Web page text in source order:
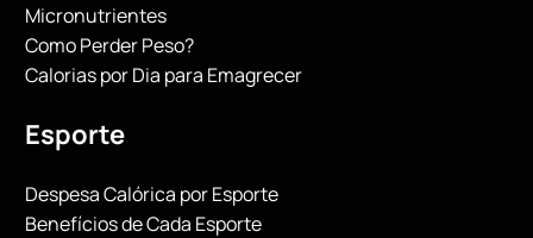
Micronutrientes
Como Perder Peso?
Calorias por Dia para Emagrecer
Esporte
Despesa Calórica por Esporte
Benefícios de Cada Esporte